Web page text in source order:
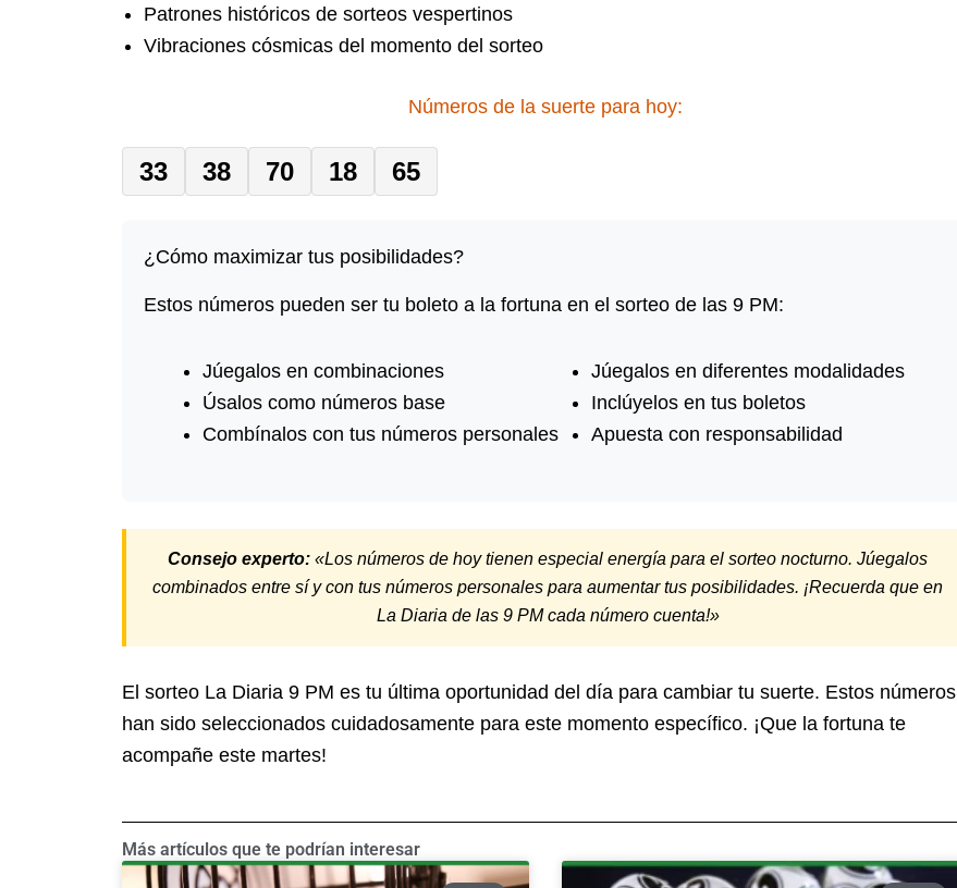
Patrones históricos de sorteos vespertinos
Vibraciones cósmicas del momento del sorteo
Números de la suerte para hoy:
33 38 70 18 65
¿Cómo maximizar tus posibilidades?
Estos números pueden ser tu boleto a la fortuna en el sorteo de las 9 PM:
Júegalos en combinaciones
Úsalos como números base
Combínalos con tus números personales
Júegalos en diferentes modalidades
Inclúyelos en tus boletos
Apuesta con responsabilidad
Consejo experto: «Los números de hoy tienen especial energía para el sorteo nocturno. Júegalos
combinados entre sí y con tus números personales para aumentar tus posibilidades. ¡Recuerda que en
La Diaria de las 9 PM cada número cuenta!»
El sorteo La Diaria 9 PM es tu última oportunidad del día para cambiar tu suerte. Estos números
han sido seleccionados cuidadosamente para este momento específico. ¡Que la fortuna te
acompañe este martes!
Más artículos que te podrían interesar